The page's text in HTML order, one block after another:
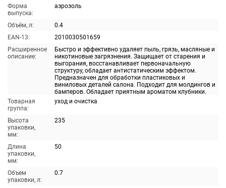
Форма
выпуска:
аэрозоль
Объём, л:
0.4
EAN-13:
2010030501659
Расширенное
описание:
Быстро и эффективно удаляет пыль, грязь, масляные и
никотиновые загрязнения. Защищает от старения и
выгорания, восстанавливает первоначальную
структуру, обладает антистатическим эффектом.
Предназначен для обработки пластиковых и
виниловых деталей салона. Подходит для молдингов и
бамперов. Обладает приятным ароматом клубники.
Товарная
группа:
уход и очистка
Высота
упаковки,
мм:
235
Длина
упаковки,
мм:
50
Объем
упаковки, л:
0.7